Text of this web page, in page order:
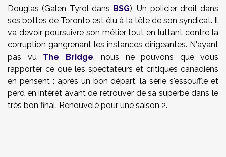
Douglas (Galen Tyrol dans BSG). Un policier droit dans
ses bottes de Toronto est élu à la tête de son syndicat. Il
va devoir poursuivre son métier tout en luttant contre la
corruption gangrenant les instances dirigeantes. N'ayant
pas vu The Bridge, nous ne pouvons que vous
rapporter ce que les spectateurs et critiques canadiens
en pensent : après un bon départ, la série s'essouffle et
perd en intérêt avant de retrouver de sa superbe dans le
très bon final. Renouvelé pour une saison 2.